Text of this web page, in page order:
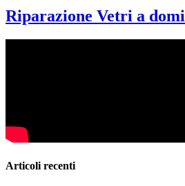
Riparazione Vetri a
Articoli recenti